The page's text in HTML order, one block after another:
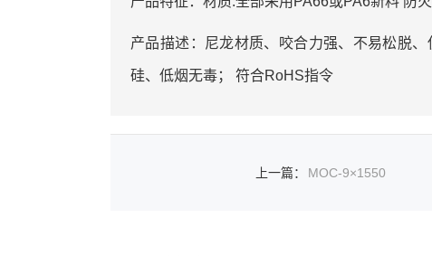
产品描述：尼龙材质、咬合力强、不易松脱
硅、低烟无毒； 符合RoHS指令
上一篇： MOC-9×1550